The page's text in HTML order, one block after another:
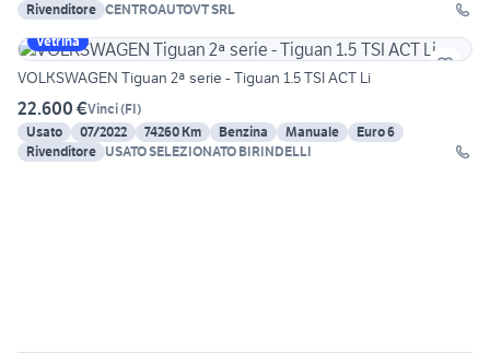
Rivenditore CENTROAUTOVT SRL
Vetrina
VOLKSWAGEN Tiguan 2ª serie - Tiguan 1.5 TSI ACT Li
22.600 €Vinci(FI)
Usato
07/2022 74260 Km Benzina Manuale
Euro 6
Rivenditore USATO SELEZIONATO BIRINDELLI